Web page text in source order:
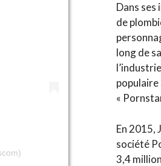
Dans ses
de
long de
populaire
«
En 2015,
société
3,4